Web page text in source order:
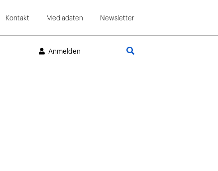
Kontakt Mediadaten Newsletter
Anmelden